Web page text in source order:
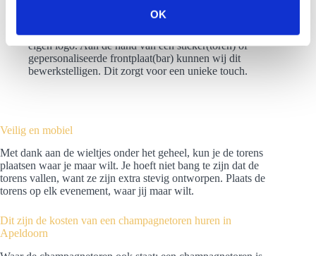
l
e
OK
rookgordijn te creëren rondom de toren. Op deze
manier creëer je een special effect.
Branding: je kunt de champagetoren voorzien van jouw
eigen logo. Aan de hand van een sticker(toren) of
gepersonaliseerde frontplaat(bar) kunnen wij dit
bewerkstelligen. Dit zorgt voor een unieke touch.
Veilig en mobiel
Met dank aan de wieltjes onder het geheel, kun je de torens
plaatsen waar je maar wilt. Je hoeft niet bang te zijn dat de
torens vallen, want ze zijn extra stevig ontworpen. Plaats de
torens op elk evenement, waar jij maar wilt.
Dit zijn de kosten van een champagnetoren huren in
Apeldoorn